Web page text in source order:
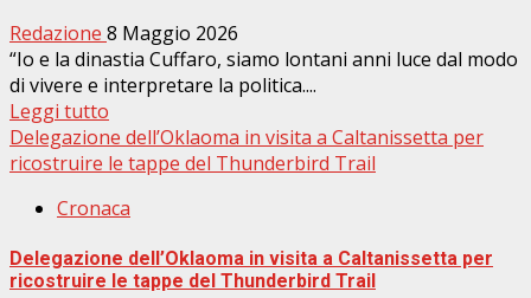
Redazione 8 Maggio 2026
“Io e la dinastia Cuffaro, siamo lontani anni luce dal modo
di vivere e interpretare la politica....
Leggi tutto
Delegazione dell’Oklaoma in visita a Caltanissetta per
ricostruire le tappe del Thunderbird Trail
Cronaca
Delegazione dell’Oklaoma in visita a Caltanissetta per
ricostruire le tappe del Thunderbird Trail